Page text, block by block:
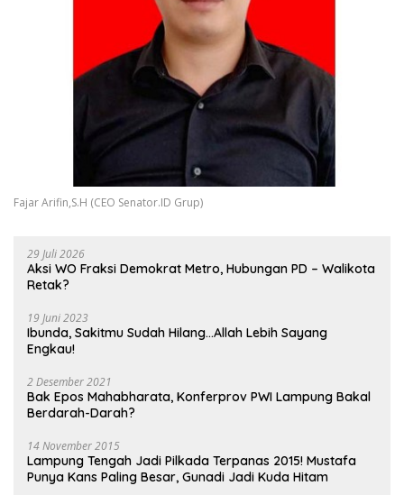
Fajar Arifin,S.H (CEO Senator.ID Grup)
29 Juli 2026
Aksi WO Fraksi Demokrat Metro, Hubungan PD – Walikota
Retak?
19 Juni 2023
Ibunda, Sakitmu Sudah Hilang…Allah Lebih Sayang
Engkau!
2 Desember 2021
Bak Epos Mahabharata, Konferprov PWI Lampung Bakal
Berdarah-Darah?
14 November 2015
Lampung Tengah Jadi Pilkada Terpanas 2015! Mustafa
Punya Kans Paling Besar, Gunadi Jadi Kuda Hitam